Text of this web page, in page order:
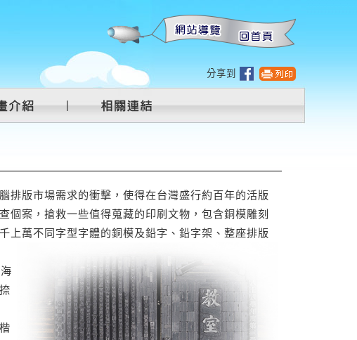
分享到
版市場需求的衝擊，使得在台灣盛行約百年的活版
個案，搶救一些值得蒐藏的印刷文物，包含銅模雕刻
上萬不同字型字體的銅模及鉛字、鉛字架、整座排版